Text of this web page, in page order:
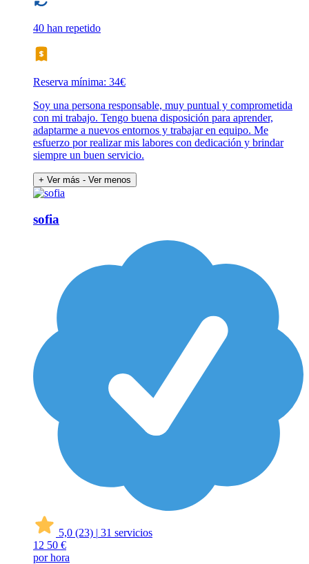
40 han repetido
Reserva mínima: 34€
Soy una persona responsable, muy puntual y comprometida
con mi trabajo. Tengo buena disposición para aprender,
adaptarme a nuevos entornos y trabajar en equipo. Me
esfuerzo por realizar mis labores con dedicación y brindar
siempre un buen servicio.
+ Ver más - Ver menos
sofia
5,0 (23) | 31 servicios
12 50 €
por hora